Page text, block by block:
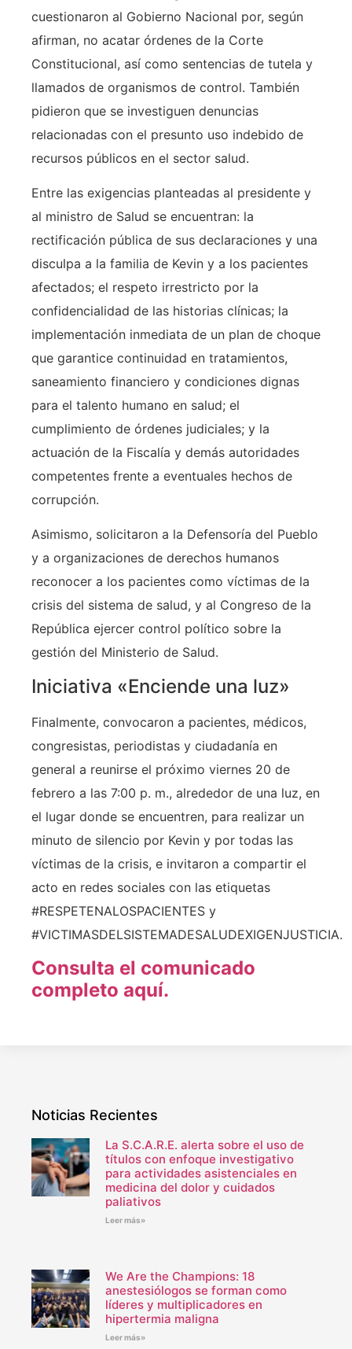
cuestionaron al Gobierno Nacional por, según
afirman, no acatar órdenes de la Corte
Constitucional, así como sentencias de tutela y
llamados de organismos de control. También
pidieron que se investiguen denuncias
relacionadas con el presunto uso indebido de
recursos públicos en el sector salud.
Entre las exigencias planteadas al presidente y
al ministro de Salud se encuentran: la
rectificación pública de sus declaraciones y una
disculpa a la familia de Kevin y a los pacientes
afectados; el respeto irrestricto por la
confidencialidad de las historias clínicas; la
implementación inmediata de un plan de choque
que garantice continuidad en tratamientos,
saneamiento financiero y condiciones dignas
para el talento humano en salud; el
cumplimiento de órdenes judiciales; y la
actuación de la Fiscalía y demás autoridades
competentes frente a eventuales hechos de
corrupción.
Asimismo, solicitaron a la Defensoría del Pueblo
y a organizaciones de derechos humanos
reconocer a los pacientes como víctimas de la
crisis del sistema de salud, y al Congreso de la
República ejercer control político sobre la
gestión del Ministerio de Salud.
Iniciativa «Enciende una luz»
Finalmente, convocaron a pacientes, médicos,
congresistas, periodistas y ciudadanía en
general a reunirse el próximo viernes 20 de
febrero a las 7:00 p. m., alrededor de una luz, en
el lugar donde se encuentren, para realizar un
minuto de silencio por Kevin y por todas las
víctimas de la crisis, e invitaron a compartir el
acto en redes sociales con las etiquetas
#RESPETENALOSPACIENTES y
#VICTIMASDELSISTEMADESALUDEXIGENJUSTICIA.
Consulta el comunicado
completo aquí.
Noticias Recientes
La S.C.A.R.E. alerta sobre el uso de
títulos con enfoque investigativo
para actividades asistenciales en
medicina del dolor y cuidados
paliativos
Leer más»
We Are the Champions: 18
anestesiólogos se forman como
líderes y multiplicadores en
hipertermia maligna
Leer más»